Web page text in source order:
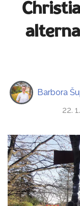
Barbora
22.